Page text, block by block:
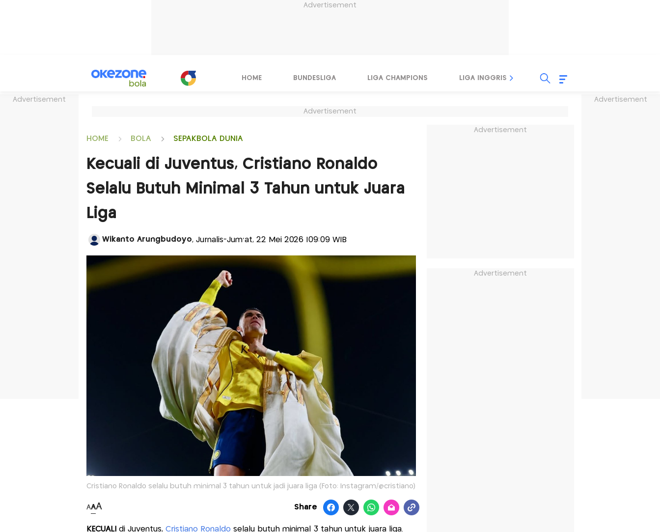
Advertisement
Advertisement Advertisement
HOME BUNDESLIGA LIGA CHAMPIONS LIGA INGGRIS LIGA ITALIA
Advertisement
HOME BOLA SEPAKBOLA DUNIA
Kecuali di Juventus, Cristiano Ronaldo
Selalu Butuh Minimal 3 Tahun untuk Juara
Liga
Wikanto Arungbudoyo, Jurnalis-Jum'at, 22 Mei 2026 |09:09 WIB
Cristiano Ronaldo selalu butuh minimal 3 tahun untuk jadi juara liga (Foto: Instagram/@cristiano)
AAA Share
KECUALI di Juventus, Cristiano Ronaldo selalu butuh minimal 3 tahun untuk juara liga.
Advertisement
Advertisement